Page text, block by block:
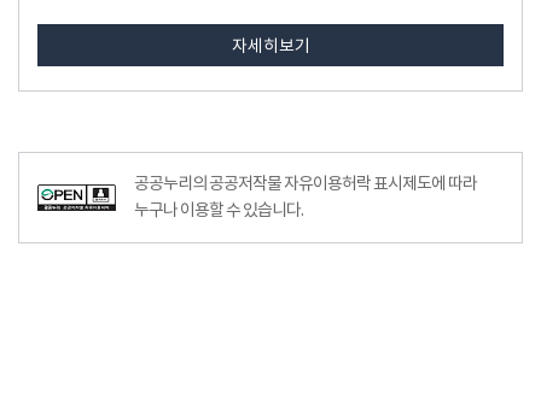
자세히보기
공공누리의 공공저작물 자유이용허락 표시제도에 따라
누구나 이용할 수 있습니다.